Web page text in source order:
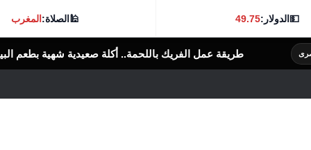
💵الدولار:49.75
🕌الصلاة:المغرب
الفريك باللحمة.. أكلة صعيدية شهية بطعم البيت المصري الرأى العام